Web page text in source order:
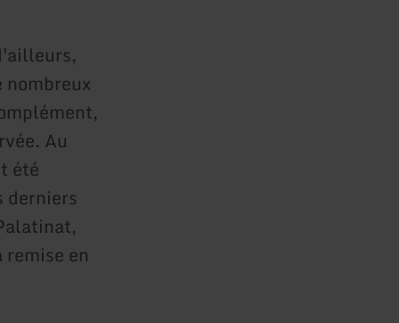
Au
été
derniers
en